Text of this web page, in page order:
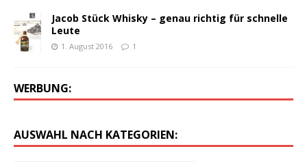
Jacob Stück Whisky – genau richtig für schnelle
Leute
1. August 2016 1
WERBUNG:
AUSWAHL NACH KATEGORIEN: